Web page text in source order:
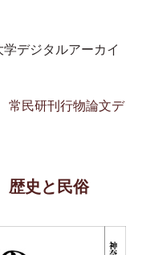
デジタルアーカイ
常民研刊行物論文デ
歴史と民俗